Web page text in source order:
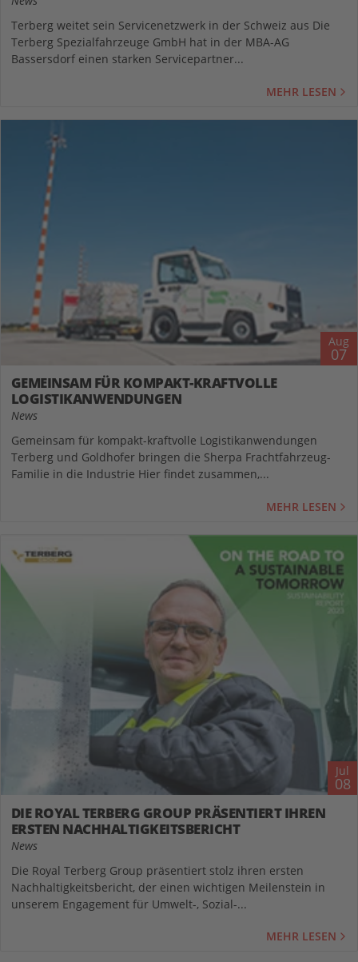
Terberg weitet sein Servicenetzwerk in der Schweiz aus Die
Terberg Spezialfahrzeuge GmbH hat in der MBA-AG
Bassersdorf einen starken Servicepartner...
MEHR LESEN
Aug
07
GEMEINSAM FÜR KOMPAKT-KRAFTVOLLE
LOGISTIKANWENDUNGEN
News
Gemeinsam für kompakt-kraftvolle Logistikanwendungen
Terberg und Goldhofer bringen die Sherpa Frachtfahrzeug-
Familie in die Industrie Hier findet zusammen,...
MEHR LESEN
Jul
08
DIE ROYAL TERBERG GROUP PRÄSENTIERT IHREN
ERSTEN NACHHALTIGKEITSBERICHT
News
Die Royal Terberg Group präsentiert stolz ihren ersten
Nachhaltigkeitsbericht, der einen wichtigen Meilenstein in
unserem Engagement für Umwelt-, Sozial-...
MEHR LESEN